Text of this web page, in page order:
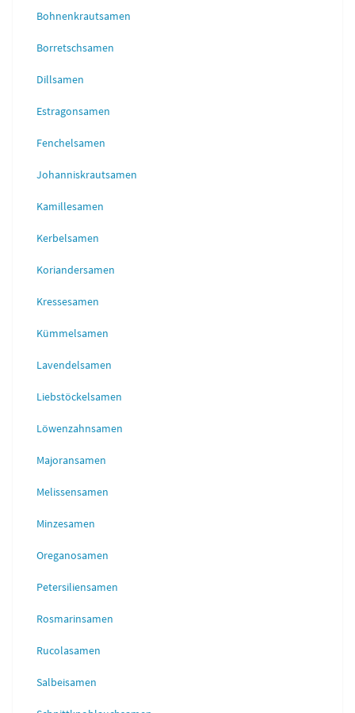
Bohnenkrautsamen
Borretschsamen
Dillsamen
Estragonsamen
Fenchelsamen
Johanniskrautsamen
Kamillesamen
Kerbelsamen
Koriandersamen
Kressesamen
Kümmelsamen
Lavendelsamen
Liebstöckelsamen
Löwenzahnsamen
Majoransamen
Melissensamen
Minzesamen
Oreganosamen
Petersiliensamen
Rosmarinsamen
Rucolasamen
Salbeisamen